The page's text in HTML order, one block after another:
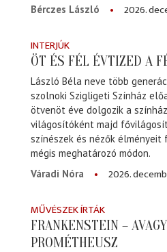
Bérczes László
2026.
INTERJÚK
ÖT ÉS FÉL ÉVTIZED A
László Béla neve több
szolnoki Szigligeti Színház
ötvenöt éve dolgozik a
világosítóként majd
színészek és nézők
mégis meghatározó módon.
Váradi Nóra
2026.
MŰVÉSZEK ÍRTÁK
FRANKENSTEIN –
PROMÉTHEUSZ